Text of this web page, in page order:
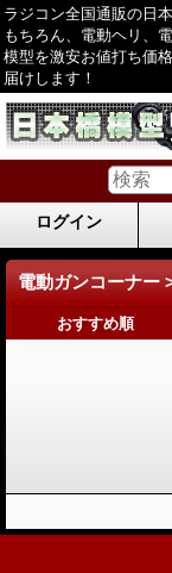
ラジコン全国通販の日
もちろん、電動ヘリ、
模型を激安お値打ち価
届けします！
ログイン
電動ガンコーナー
おすすめ順